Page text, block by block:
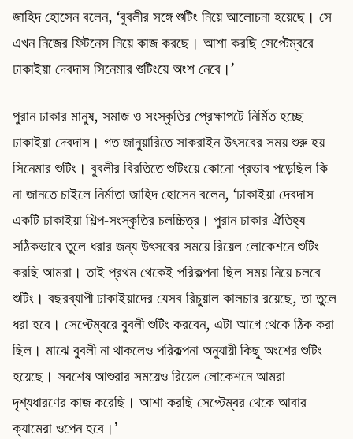
জাহিদ হোসেন বলেন, ‘বুবলীর সঙ্গে শুটিং নিয়ে আলোচনা হয়েছে। সে
এখন নিজের ফিটনেস নিয়ে কাজ করছে। আশা করছি সেপ্টেম্বরে
ঢাকাইয়া দেবদাস সিনেমার শুটিংয়ে অংশ নেবে।’
পুরান ঢাকার মানুষ, সমাজ ও সংস্কৃতির প্রেক্ষাপটে নির্মিত হচ্ছে
ঢাকাইয়া দেবদাস। গত জানুয়ারিতে সাকরাইন উৎসবের সময় শুরু হয়
সিনেমার শুটিং। বুবলীর বিরতিতে শুটিংয়ে কোনো প্রভাব পড়েছিল কি
না জানতে চাইলে নির্মাতা জাহিদ হোসেন বলেন, ‘ঢাকাইয়া দেবদাস
একটি ঢাকাইয়া শিল্প-সংস্কৃতির চলচ্চিত্র। পুরান ঢাকার ঐতিহ্য
সঠিকভাবে তুলে ধরার জন্য উৎসবের সময়ে রিয়েল লোকেশনে শুটিং
করছি আমরা। তাই প্রথম থেকেই পরিকল্পনা ছিল সময় নিয়ে চলবে
শুটিং। বছরব্যাপী ঢাকাইয়াদের যেসব রিচুয়াল কালচার রয়েছে, তা তুলে
ধরা হবে। সেপ্টেম্বরে বুবলী শুটিং করবেন, এটা আগে থেকে ঠিক করা
ছিল। মাঝে বুবলী না থাকলেও পরিকল্পনা অনুযায়ী কিছু অংশের শুটিং
হয়েছে। সবশেষ আশুরার সময়েও রিয়েল লোকেশনে আমরা
দৃশ্যধারণের কাজ করেছি। আশা করছি সেপ্টেম্বর থেকে আবার
ক্যামেরা ওপেন হবে।’